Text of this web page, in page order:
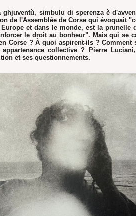
ghjuventù, simbulu di sperenza è
de l'Assemblée de Corse qui évoquait
et dans le monde, est la prunelle
le droit au bonheur". Mais qui se
Corse ? À quoi aspirent-ils ? Comment
collective ? Pierre
et ses questionnements.